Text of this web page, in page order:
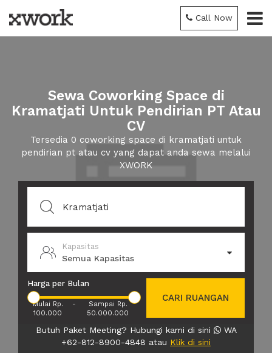
Call Now
Sewa Coworking Space di
Kramatjati Untuk Pendirian PT Atau
CV
Tersedia 0 coworking space di kramatjati untuk
pendirian pt atau cv yang dapat anda sewa melalui
XWORK
Kapasitas
Semua Kapasitas
Harga per Bulan
Mulai Rp.
100.000
-
Sampai Rp.
50.000.000
CARI RUANGAN
Butuh Paket Meeting? Hubungi kami di sini
WA
+62-812-8900-4848 atau Klik di sini